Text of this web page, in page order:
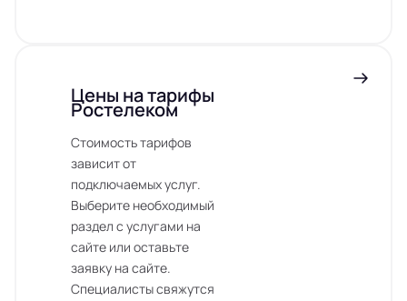
Цены на тарифы
Ростелеком
Стоимость тарифов
зависит от
подключаемых услуг.
Выберите необходимый
раздел с услугами на
сайте или оставьте
заявку на сайте.
Специалисты свяжутся